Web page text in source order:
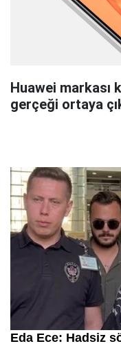
Huawei markası
gerçeği ortaya